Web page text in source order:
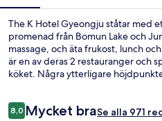
The K Hotel Gyeongju ståtar med
promenad från Bomun Lake och
massage, och äta frukost, lunch
är en av deras 2 restauranger och
köket. Några ytterligare
Recensioner
8,08,0 av 10,
Mycket braSe alla 971